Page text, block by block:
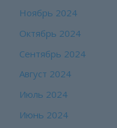
Ноябрь 2024
Октябрь 2024
Сентябрь 2024
Август 2024
Июль 2024
Июнь 2024